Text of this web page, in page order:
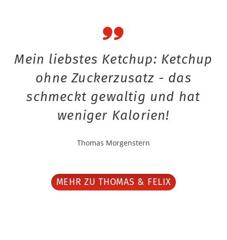
Mein liebstes Ketchup: Ketchup
ohne Zuckerzusatz - das
schmeckt gewaltig und hat
weniger Kalorien!
Thomas Morgenstern
MEHR ZU THOMAS & FELIX